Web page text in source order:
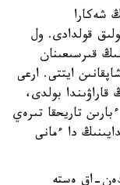
شەكارا
قولدادى. ول
قىرسىعىنان
ايتتى. ارعى
قاراۋىندا بولدى،
تاريحقا تىرەي
دا ءمانى